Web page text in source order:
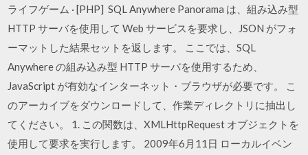
ライフゲーム · [PHP] SQL Anywhere Panorama は、組み込み型
HTTP サーバを使用して Web サービスを要求し、JSON がフォ
ーマットした結果セットを返します。 ここでは、SQL
Anywhere の組み込み型 HTTP サーバを使用するため、
JavaScript が有効なインターネット・ブラウザが必要です。 こ
のアーカイブをダウンロードして、作業ディレクトリに抽出し
てください。 1. この関数は、XMLHttpRequest オブジェクトを
使用して要求を実行します。 2009年6月11日 ローカルイベン